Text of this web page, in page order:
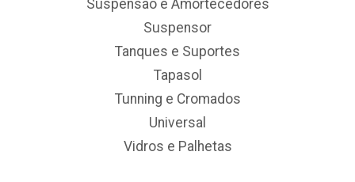
Suspensao e Amortecedores
Suspensor
Tanques e Suportes
Tapasol
Tunning e Cromados
Universal
Vidros e Palhetas